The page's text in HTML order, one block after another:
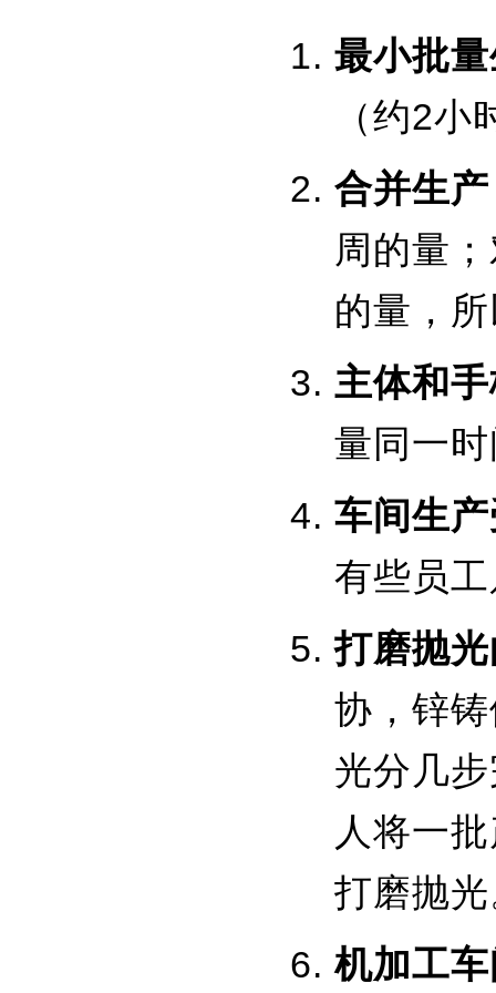
最小批
（约2
合并生
周的量
的量，
主体和
量同一
车间生
有些员
打磨抛
协，锌
光分几
人将一
打磨抛
机加工